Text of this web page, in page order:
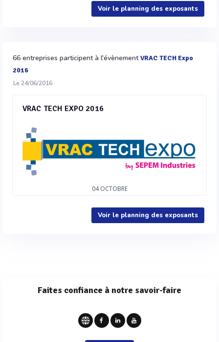
Voir le planning des exposants
66 entreprises participent à l'évènementVRAC TECH Expo
2016
Le 24/06/2016
VRAC TECH EXPO 2016
04 OCTOBRE
Voir le planning des exposants
Faites confiance à notre savoir-faire